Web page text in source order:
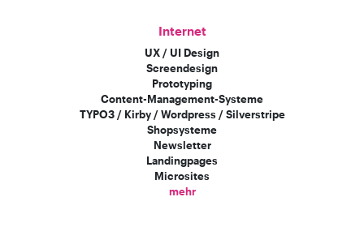
Internet
UX / UI Design
Screendesign
Prototyping
Content-Management-Systeme
TYPO3 / Kirby / Wordpress / Silverstripe
Shopsysteme
Newsletter
Landingpages
Microsites
mehr